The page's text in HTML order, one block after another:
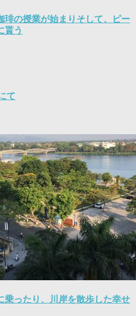
琲の授業が始まりそして、ピー
貰う
て
乗ったり、川岸を散歩した幸せ